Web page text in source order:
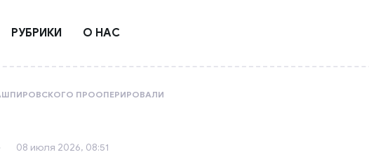
РУБРИКИ О НАС
ПРООПЕРИРОВАЛИ
08 июля 2026, 08:51